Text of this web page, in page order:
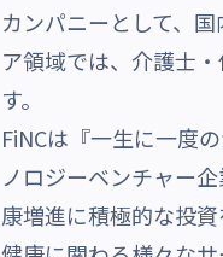
カンパニーとして、
ア領域では、介護士
す。
FiNCは『一生に一度
ノロジーベンチャー
康増進に積極的な投